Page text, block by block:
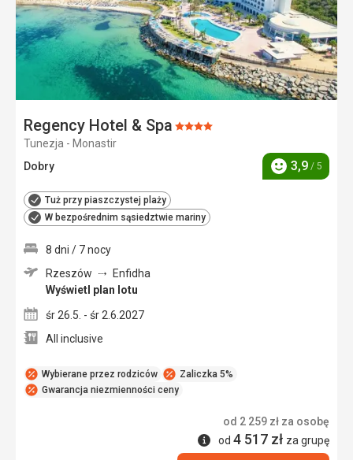
Monastir z Wrocławia Monastir z Berlina
Regency Hotel & Spa Ocena:
Tunezja - Monastir
Dobry
Ocena
3,9 / 5
Tuż przy piaszczystej plaży
W bezpośrednim sąsiedztwie mariny
Wybierane przez rodziców
Zaliczka 5%
Gwarancja niezmienności ceny
8 dni / 7 nocy
Rzeszów
Enfidha
Wyświetl plan lotu
śr 26.5. - śr 2.6.2027
All inclusive
od 2 259 zł za osobę
Informacje
od 4 517 zł za grupę